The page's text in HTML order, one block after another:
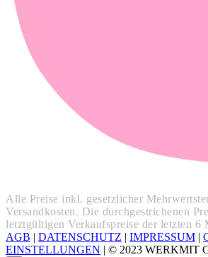
Alle Preise inkl. gesetzlicher
Versandkosten. Die durchgestrichenen
letztgültigen Verkaufspreise der letzten 6
AGB | DATENSCHUTZ | IMPRESSUM |
EINSTELLUNGEN | © 2023 WERKMIT